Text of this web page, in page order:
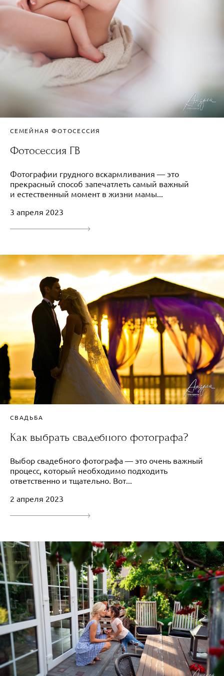
СЕМЕЙНАЯ ФОТОСЕССИЯ
Фотосессия ГВ
Фотографии грудного вскармливания — это
прекрасный способ запечатлеть самый важный
и естественный момент в жизни мамы...
3 апреля 2023
СВАДЬБА
Как выбрать свадебного фотографа?
Выбор свадебного фотографа — это очень важный
процесс, который необходимо подходить
ответственно и тщательно. Вот...
2 апреля 2023